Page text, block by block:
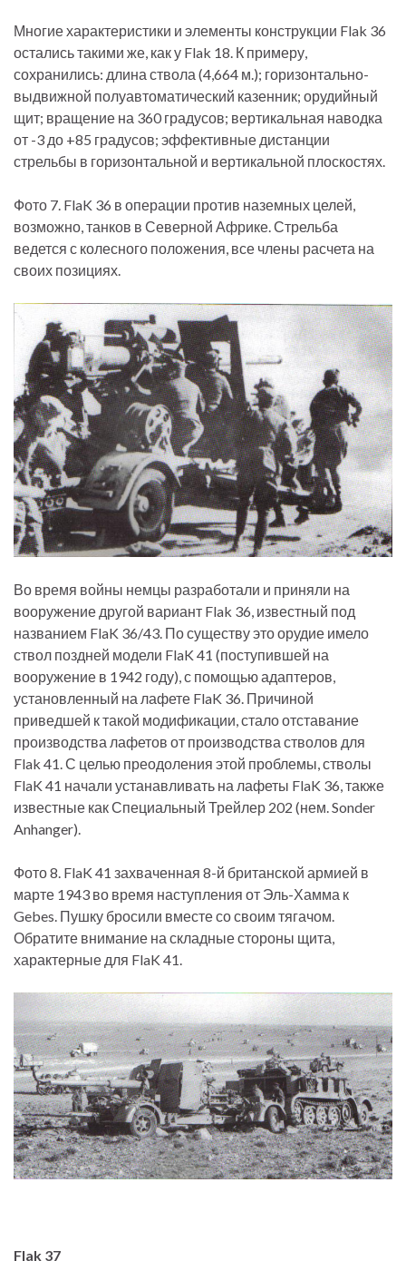
Многие характеристики и элементы конструкции Flak 36
остались такими же, как у Flak 18. К примеру,
сохранились: длина ствола (4,664 м.); горизонтально-
выдвижной полуавтоматический казенник; орудийный
щит; вращение на 360 градусов; вертикальная наводка
от -3 до +85 градусов; эффективные дистанции
стрельбы в горизонтальной и вертикальной плоскостях.
Фото 7. FlaK 36 в операции против наземных целей,
возможно, танков в Северной Африке. Стрельба
ведется с колесного положения, все члены расчета на
своих позициях.
Во время войны немцы разработали и приняли на
вооружение другой вариант Flak 36, известный под
названием FlaK 36/43. По существу это орудие имело
ствол поздней модели FlaK 41 (поступившей на
вооружение в 1942 году), с помощью адаптеров,
установленный на лафете FlaK 36. Причиной
приведшей к такой модификации, стало отставание
производства лафетов от производства стволов для
Flak 41. С целью преодоления этой проблемы, стволы
FlaK 41 начали устанавливать на лафеты FlaK 36, также
известные как Специальный Трейлер 202 (нем. Sonder
Anhanger).
Фото 8. FlaK 41 захваченная 8-й британской армией в
марте 1943 во время наступления от Эль-Хамма к
Gebes. Пушку бросили вместе со своим тягачом.
Обратите внимание на складные стороны щита,
характерные для FlaK 41.
Flak 37